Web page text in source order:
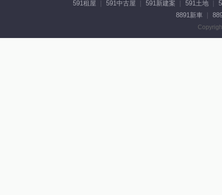
591租屋 591中古屋 591新建案 591土地
8891新車